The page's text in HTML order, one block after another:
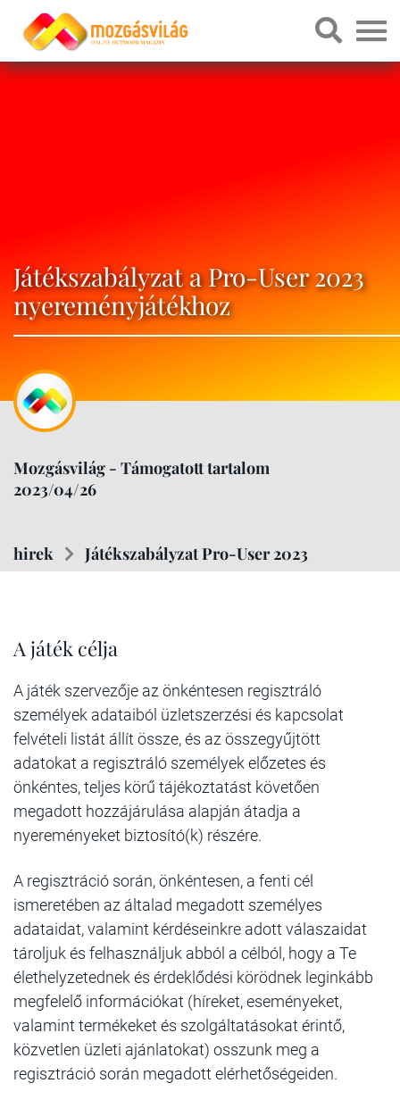
Játékszabályzat a Pro-User 2023
nyereményjátékhoz
Mozgásvilág - Támogatott tartalom
2023/04/26
hirek Játékszabályzat Pro-User 2023
A játék célja
A játék szervezője az önkéntesen regisztráló
személyek adataiból üzletszerzési és kapcsolat
felvételi listát állít össze, és az összegyűjtött
adatokat a regisztráló személyek előzetes és
önkéntes, teljes körű tájékoztatást követően
megadott hozzájárulása alapján átadja a
nyereményeket biztosító(k) részére.
A regisztráció során, önkéntesen, a fenti cél
ismeretében az általad megadott személyes
adataidat, valamint kérdéseinkre adott válaszaidat
tároljuk és felhasználjuk abból a célból, hogy a Te
élethelyzetednek és érdeklődési körödnek leginkább
megfelelő információkat (híreket, eseményeket,
valamint termékeket és szolgáltatásokat érintő,
közvetlen üzleti ajánlatokat) osszunk meg a
regisztráció során megadott elérhetőségeiden.